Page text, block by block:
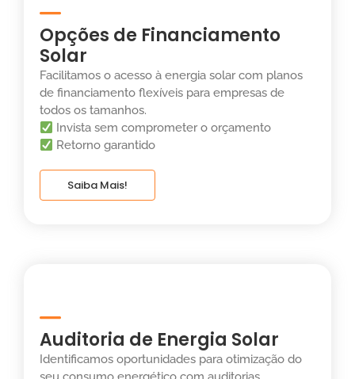
Opções de Financiamento
Solar
Facilitamos o acesso à energia solar com planos
de financiamento flexíveis para empresas de
todos os tamanhos.
Invista sem comprometer o orçamento
Retorno garantido
Saiba Mais!
Auditoria de Energia Solar
Identificamos oportunidades para otimização do